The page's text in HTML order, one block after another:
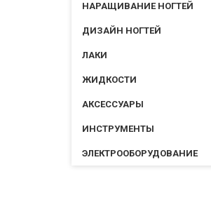
НАРАЩИВАНИЕ НОГТЕЙ
ДИЗАЙН НОГТЕЙ
ЛАКИ
ЖИДКОСТИ
АКСЕССУАРЫ
ИНСТРУМЕНТЫ
ЭЛЕКТРООБОРУДОВАНИЕ